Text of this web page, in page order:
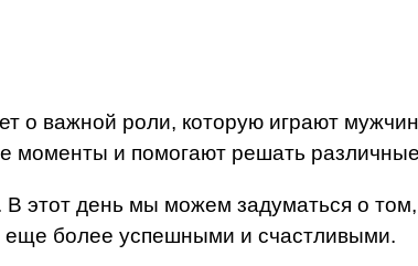
о важной роли, которую играют
моменты и помогают решать
этот день мы можем задуматься о
еще более успешными и счастливыми.